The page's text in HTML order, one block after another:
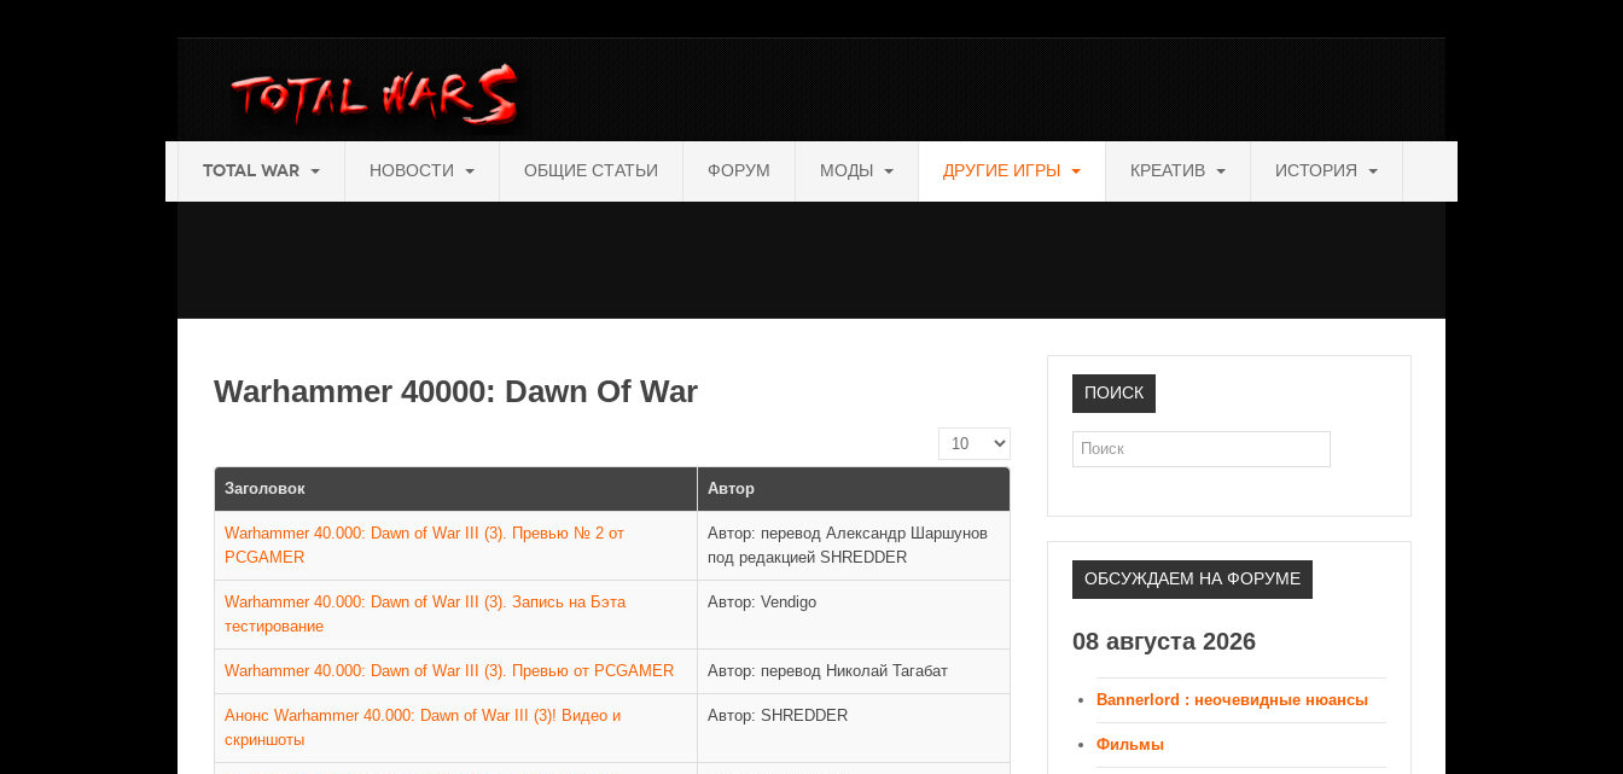
TOTAL WAR НОВОСТИ ОБЩИЕ СТАТЬИ ФОРУМ МОДЫ ДРУГИЕ ИГРЫ КРЕАТИВ ИСТОРИЯ
Warhammer 40000: Dawn Of War
Кол-во строк:
Заголовок Автор
Warhammer 40.000: Dawn of War III (3). Превью № 2 от
PCGAMER
Автор: перевод Александр Шаршунов
под редакцией SHREDDER
Warhammer 40.000: Dawn of War III (3). Запись на Бэта
тестирование
Автор: Vendigo
Warhammer 40.000: Dawn of War III (3). Превью от PCGAMER Автор: перевод Николай Тагабат
Анонс Warhammer 40.000: Dawn of War III (3)! Видео и
скриншоты
Автор: SHREDDER
ПОИСК
Поиск
ОБСУЖДАЕМ НА ФОРУМЕ
08 августа 2026
Bannerlord : неочевидные нюансы
Фильмы